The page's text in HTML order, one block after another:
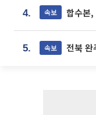
4. 속보 합수본, '통
5. 속보 전북 완